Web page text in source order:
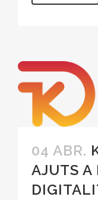
04 ABR.
AJUTS A